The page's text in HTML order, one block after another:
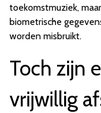
toekomstmuziek,
biometrische
worden misbruikt.
Toch zijn
vrijwillig